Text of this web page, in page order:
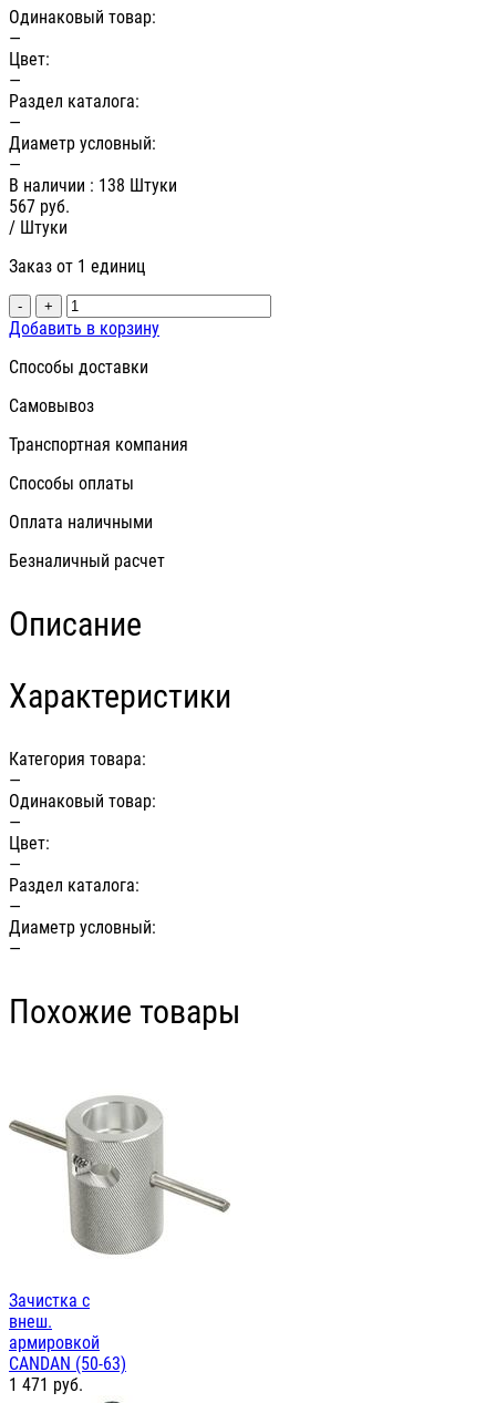
Одинаковый товар:
—
Цвет:
—
Раздел каталога:
—
Диаметр условный:
—
В наличии : 138 Штуки
567 руб.
/ Штуки
Заказ от 1 единиц
- +
Добавить в корзину
Способы доставки
Самовывоз
Транспортная компания
Способы оплаты
Оплата наличными
Безналичный расчет
Описание
Характеристики
Категория товара:
—
Одинаковый товар:
—
Цвет:
—
Раздел каталога:
—
Диаметр условный:
—
Похожие товары
Зачистка с
внеш.
армировкой
CANDAN (50-63)
1 471 руб.